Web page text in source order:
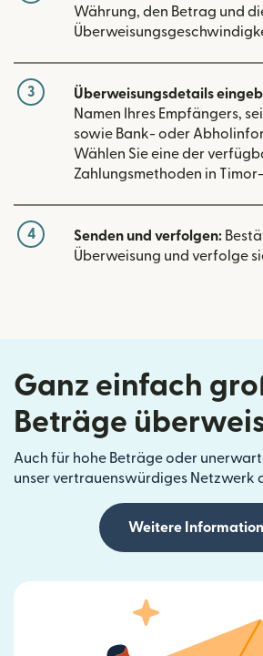
Währung, den Betrag und
3 Überweisungsdetails
Namen Ihres Empfängers,
sowie Bank- oder
Wählen Sie eine der
Zahlungsmethoden in
4 Senden und verfolgen:
Überweisung und verfolge
Ganz einfach
Beträge
Auch für hohe Beträge oder
unser vertrauenswürdiges Netzwerk
Weitere